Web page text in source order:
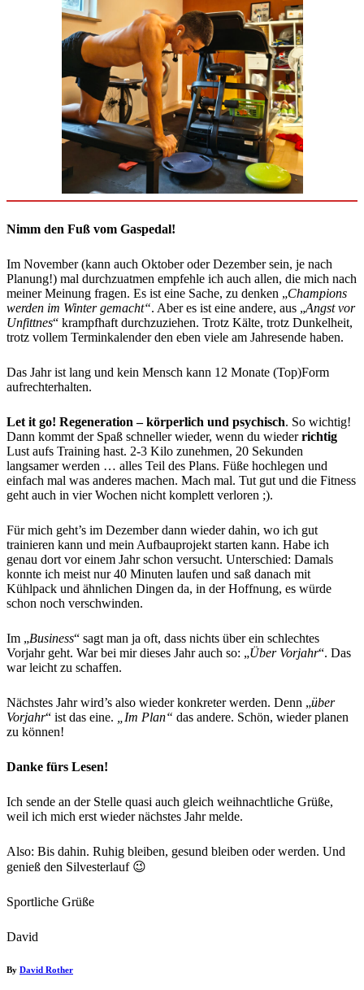
Nimm den Fuß vom Gaspedal!
Im November (kann auch Oktober oder Dezember sein, je nach
Planung!) mal durchzuatmen empfehle ich auch allen, die mich nach
meiner Meinung fragen. Es ist eine Sache, zu denken „Champions
werden im Winter gemacht“. Aber es ist eine andere, aus „Angst vor
Unfittnes“ krampfhaft durchzuziehen. Trotz Kälte, trotz Dunkelheit,
trotz vollem Terminkalender den eben viele am Jahresende haben.
Das Jahr ist lang und kein Mensch kann 12 Monate (Top)Form
aufrechterhalten.
Let it go! Regeneration – körperlich und psychisch. So wichtig!
Dann kommt der Spaß schneller wieder, wenn du wiederrichtig
Lust aufs Training hast. 2-3 Kilo zunehmen, 20 Sekunden
langsamer werden … alles Teil des Plans. Füße hochlegen und
einfach mal was anderes machen. Mach mal. Tut gut und die Fitness
geht auch in vier Wochen nicht komplett verloren ;).
Für mich geht’s im Dezember dann wieder dahin, wo ich gut
trainieren kann und mein Aufbauprojekt starten kann. Habe ich
genau dort vor einem Jahr schon versucht. Unterschied: Damals
konnte ich meist nur 40 Minuten laufen und saß danach mit
Kühlpack und ähnlichen Dingen da, in der Hoffnung, es würde
schon noch verschwinden.
Im „Business“ sagt man ja oft, dass nichts über ein schlechtes
Vorjahr geht. War bei mir dieses Jahr auch so: „Über Vorjahr“. Das
war leicht zu schaffen.
Nächstes Jahr wird’s also wieder konkreter werden. Denn „über
Vorjahr“ ist das eine. „Im Plan“ das andere. Schön, wieder planen
zu können!
Danke fürs Lesen!
Ich sende an der Stelle quasi auch gleich weihnachtliche Grüße,
weil ich mich erst wieder nächstes Jahr melde.
Also: Bis dahin. Ruhig bleiben, gesund bleiben oder werden. Und
genieß den Silvesterlauf 😉
Sportliche Grüße
David
By David Rother